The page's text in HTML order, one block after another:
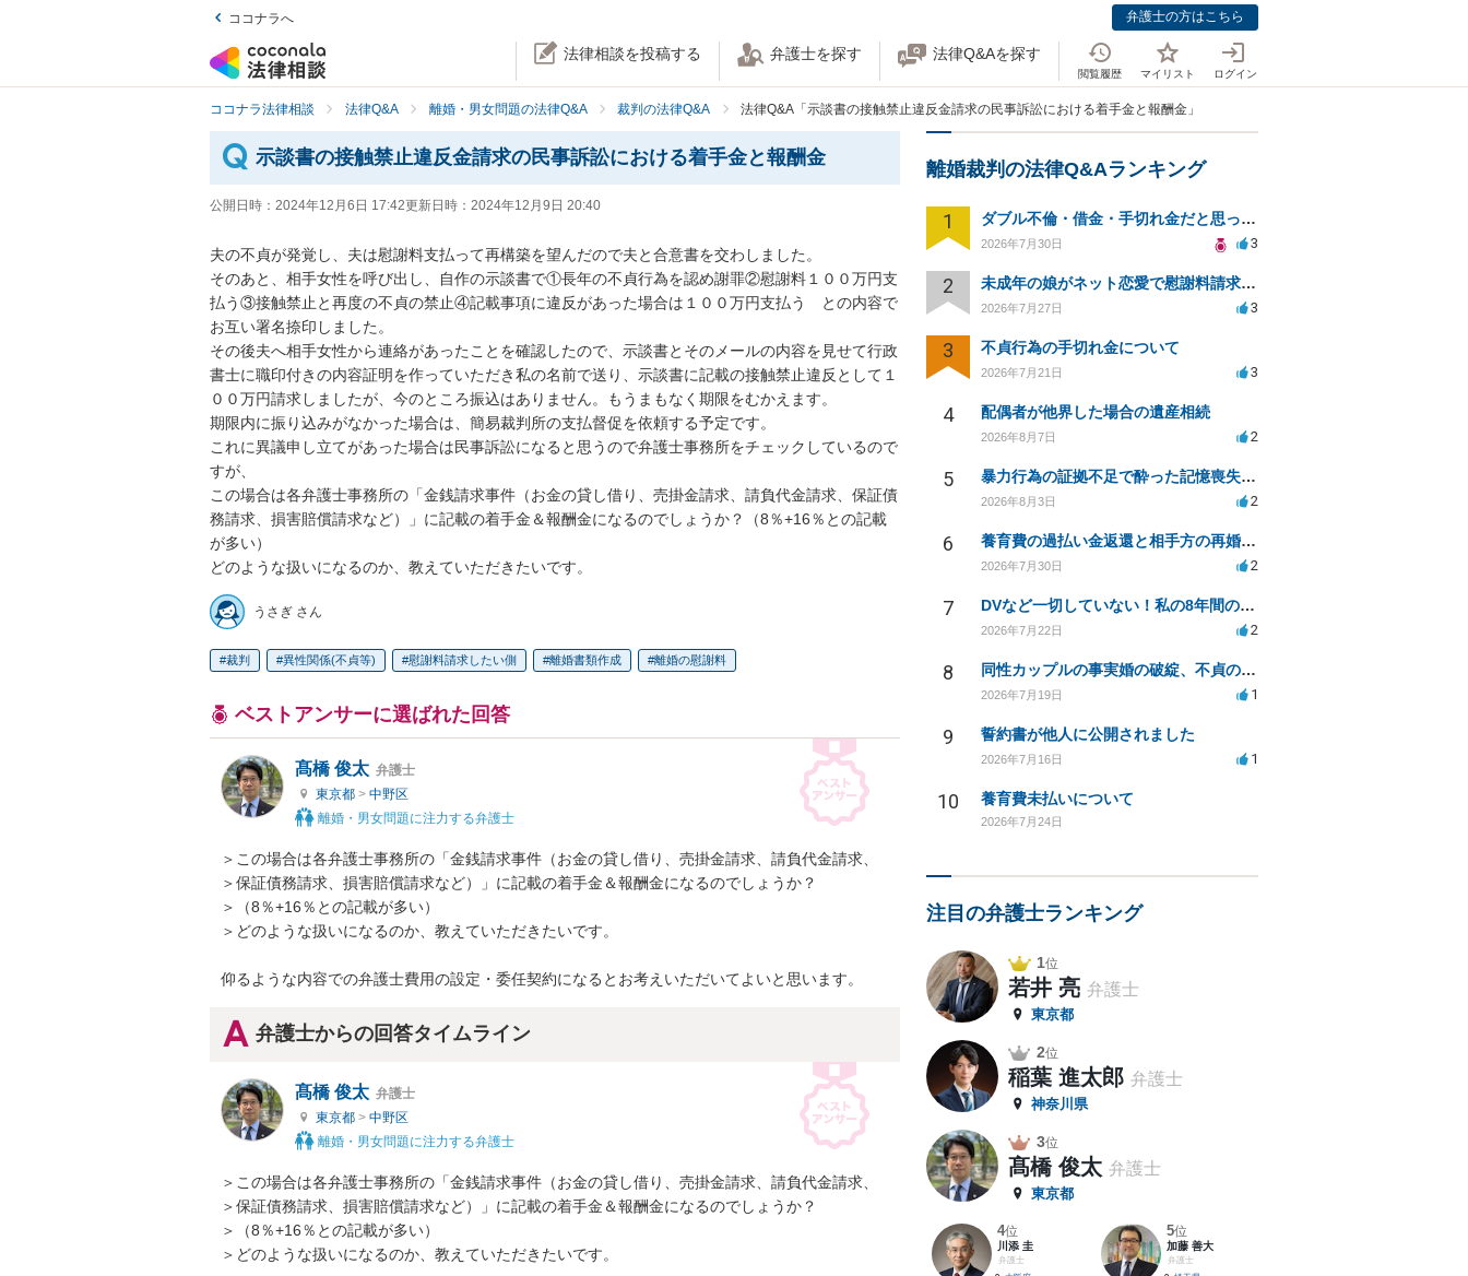
ココナラへ 弁護士の方はこちら
法律相談を投稿する 弁護士を探す 法律Q&Aを探す
閲覧履歴 マイリスト ログイン
ココナラ法律相談 法律Q&A 離婚・男女問題の法律Q&A 裁判の法律Q&A 法律Q&A「示談書の接触禁止違反金請求の民事訴訟における着手金と報酬金」
示談書の接触禁止違反金請求の民事訴訟における着手金と報酬金
公開日時： 2024年12月6日 17:42更新日時： 2024年12月9日 20:40
夫の不貞が発覚し、夫は慰謝料支払って再構築を望んだので夫と合意書を交わしました。
そのあと、相手女性を呼び出し、自作の示談書で①長年の不貞行為を認め謝罪②慰謝料１００万円支
払う③接触禁止と再度の不貞の禁止④記載事項に違反があった場合は１００万円支払う　との内容で
お互い署名捺印しました。
その後夫へ相手女性から連絡があったことを確認したので、示談書とそのメールの内容を見せて行政
書士に職印付きの内容証明を作っていただき私の名前で送り、示談書に記載の接触禁止違反として１
００万円請求しましたが、今のところ振込はありません。もうまもなく期限をむかえます。
期限内に振り込みがなかった場合は、簡易裁判所の支払督促を依頼する予定です。
これに異議申し立てがあった場合は民事訴訟になると思うので弁護士事務所をチェックしているので
すが、
この場合は各弁護士事務所の「金銭請求事件（お金の貸し借り、売掛金請求、請負代金請求、保証債
務請求、損害賠償請求など）」に記載の着手金＆報酬金になるのでしょうか？（8％+16％との記載
が多い）
どのような扱いになるのか、教えていただきたいです。
うさぎ さん
裁判 異性関係(不貞等) 慰謝料請求したい側 離婚書類作成 離婚の慰謝料
ベストアンサーに選ばれた回答
髙橋 俊太 弁護士
東京都 > 中野区
離婚・男女問題に注力する弁護士
＞この場合は各弁護士事務所の「金銭請求事件（お金の貸し借り、売掛金請求、請負代金請求、
＞保証債務請求、損害賠償請求など）」に記載の着手金＆報酬金になるのでしょうか？
＞（8％+16％との記載が多い）
＞どのような扱いになるのか、教えていただきたいです。
仰るような内容での弁護士費用の設定・委任契約になるとお考えいただいてよいと思います。
弁護士からの回答タイムライン
髙橋 俊太 弁護士
東京都 > 中野区
離婚・男女問題に注力する弁護士
＞この場合は各弁護士事務所の「金銭請求事件（お金の貸し借り、売掛金請求、請負代金請求、
＞保証債務請求、損害賠償請求など）」に記載の着手金＆報酬金になるのでしょうか？
＞（8％+16％との記載が多い）
＞どのような扱いになるのか、教えていただきたいです。
離婚裁判の法律Q&Aランキング
1 ダブル不倫・借金・手切れ金だと思っていたお金を1年後いまさら脅迫罪として通知書が来てまとめて請求
2026年7月30日 3
2 未成年の娘がネット恋愛で慰謝料請求を受けた場合の対処法は？
2026年7月27日 3
3 不貞行為の手切れ金について
2026年7月21日 3
4 配偶者が他界した場合の遺産相続
2026年8月7日 2
5 暴力行為の証拠不足で酔った記憶喪失が認められるか？
2026年8月3日 2
6 養育費の過払い金返還と相手方の再婚に関する相談
2026年7月30日 2
7 DVなど一切していない！私の8年間の苦しみの年月を返して！
2026年7月22日 2
8 同性カップルの事実婚の破綻、不貞の証拠が無く困っている
2026年7月19日 1
9 誓約書が他人に公開されました
2026年7月16日 1
10 養育費未払いについて
2026年7月24日
注目の弁護士ランキング
1位
若井 亮 弁護士
東京都
2位
稲葉 進太郎 弁護士
神奈川県
3位
髙橋 俊太 弁護士
東京都
4位
川添 圭
弁護士
5位
加藤 善大
弁護士